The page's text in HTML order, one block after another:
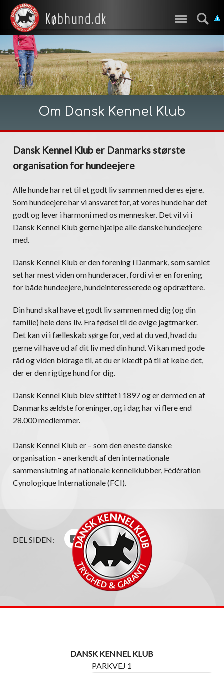
Om Dansk Kennel Klub
Dansk Kennel Klub er Danmarks største
organisation for hundeejere
Alle hunde har ret til et godt liv sammen med deres ejere.
Som hundeejere har vi ansvaret for, at vores hunde har det
godt og lever i harmoni med os mennesker. Det vil vi i
Dansk Kennel Klub gerne hjælpe alle danske hundeejere
med.
Dansk Kennel Klub er den forening i Danmark, som samlet
set har mest viden om hunderacer, fordi vi er en forening
for både hundeejere, hundeinteresserede og opdrættere.
Din hund skal have et godt liv sammen med dig (og din
familie) hele dens liv. Fra fødsel til de evige jagtmarker.
Det kan vi i fælleskab sørge for, ved at du ved, hvad du
gerne vil have ud af dit liv med din hund. Vi kan med gode
råd og viden bidrage til, at du er klædt på til at købe det,
der er den rigtige hund for dig.
Dansk Kennel Klub blev stiftet i 1897 og er dermed en af
Danmarks ældste foreninger, og i dag har vi flere end
28.000 medlemmer.
Dansk Kennel Klub er – som den eneste danske
organisation – anerkendt af den internationale
sammenslutning af nationale kennelklubber, Fédération
Cynologique Internationale (FCI).
DEL SIDEN:
DANSK KENNEL KLUB
PARKVEJ 1